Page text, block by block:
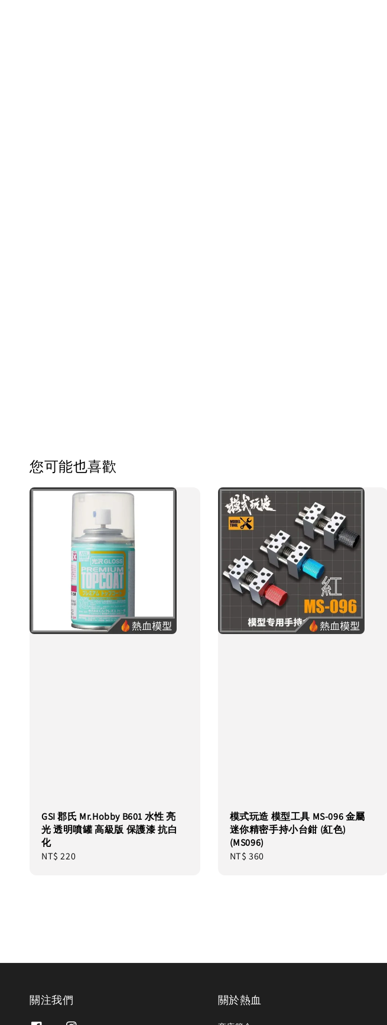
您可能也喜歡
GSI 郡氏 Mr.Hobby B601 水性 亮
光 透明噴罐 高級版 保護漆 抗白
化
Regular
NT$ 220
模式玩造 模型工具 MS-096 金屬
迷你精密手持小台鉗 (紅色)
(MS096)
Regular
NT$ 360
關注我們 關於熱血